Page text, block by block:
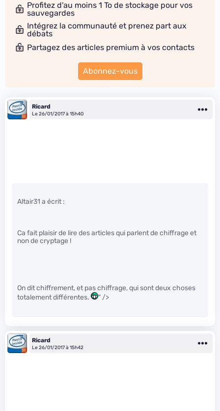
Profitez d'au moins 1 To de stockage pour vos
sauvegardes
Intégrez la communauté et prenez part aux
débats
Partagez des articles premium à vos contacts
Abonnez-vous
Ricard
Le 26/01/2017 à 15h40
Altair31 a écrit :
Ca fait plaisir de lire des articles qui parlent de chiffrage et
non de cryptage !
On dit chiffrement, et pas chiffrage, qui sont deux choses
totalement différentes.
" />
Ricard
Le 26/01/2017 à 15h42